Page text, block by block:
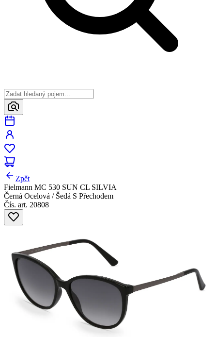
Zpět
Fielmann MC 530 SUN CL SILVIA
Černá Ocelová / Šedá S Přechodem
Čís. art. 20808